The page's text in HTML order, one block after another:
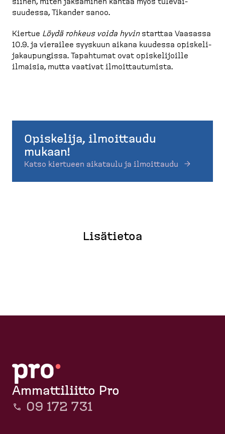
suudessa, Tikander sanoo.
Kiertue Löydä rohkeus voida hyvin starttaa Vaasassa
10.9. ja vierailee syyskuun aikana kuudessa opiske­li­
ja­kau­pungissa. Tapahtumat ovat opiske­li­joille
ilmaisia, mutta vaativat ilmoit­tau­tumista.
Opiskelija, ilmoittaudu
mukaan!
Katso kiertueen aikataulu ja ilmoittaudu
Lisätietoa
Ammattiliitto Pro
09 172 731